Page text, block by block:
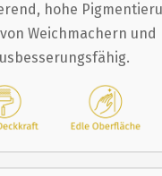
hohe
Weichmachern und